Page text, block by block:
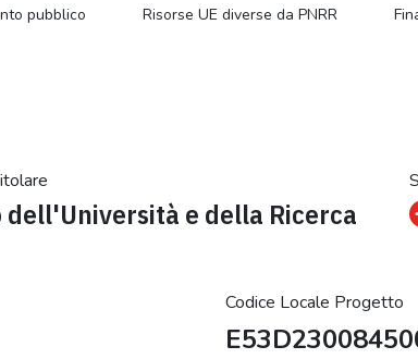
pubblico
Risorse UE diverse da PNRR
dell'Università e della Ricerca
Codice Locale Progetto